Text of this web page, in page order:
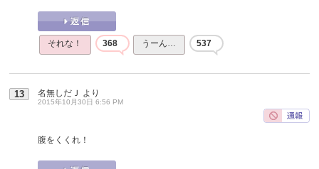
それな！ 368 うーん… 537
13 名無しだＪ より
2015年10月30日 6:56 PM
腹をくくれ！